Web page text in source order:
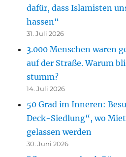
dafür, dass Islamisten
hassen“
31. Juli 2026
3.000 Menschen waren
auf der Straße. Warum
stumm?
14. Juli 2026
50 Grad im Inneren:
Deck-Siedlung“, wo
gelassen werden
30. Juni 2026